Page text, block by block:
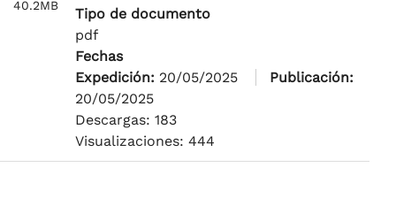
40.2MB
Tipo de documento
pdf
Fechas
Expedición: 20/05/2025
Publicación:
20/05/2025
Descargas: 183
Visualizaciones: 444